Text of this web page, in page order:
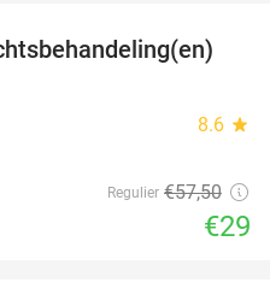
50%
8.6 star
Regulier €57,50
€29